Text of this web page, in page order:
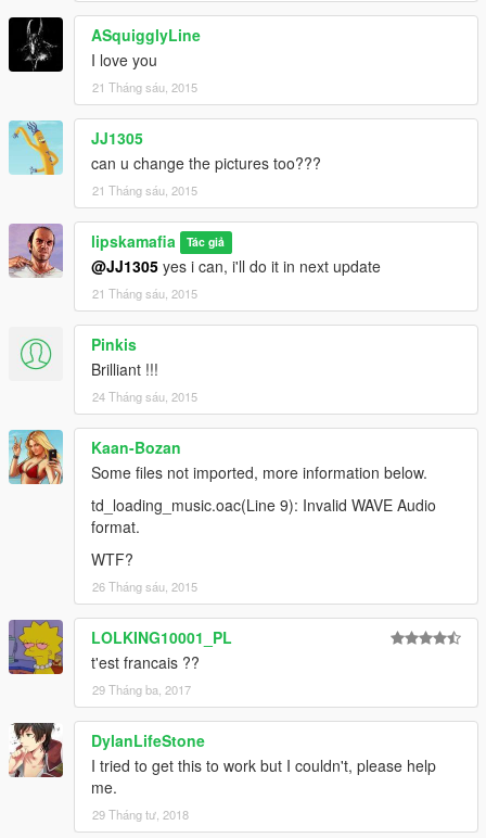
ASquigglyLine
I love you
21 Tháng sáu, 2015
JJ1305
can u change the pictures too???
21 Tháng sáu, 2015
lipskamafia Tác giả
@JJ1305 yes i can, i'll do it in next update
21 Tháng sáu, 2015
Pinkis
Brilliant !!!
24 Tháng sáu, 2015
Kaan-Bozan
Some files not imported, more information below.
td_loading_music.oac(Line 9): Invalid WAVE Audio
format.
WTF?
26 Tháng sáu, 2015
LOLKING10001_PL
t'est francais ??
29 Tháng ba, 2017
DylanLifeStone
I tried to get this to work but I couldn't, please help
me.
29 Tháng tư, 2018